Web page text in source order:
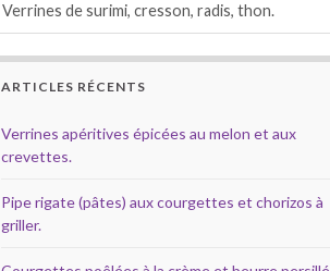
Verrines de surimi, cresson, radis, thon.
ARTICLES RÉCENTS
Verrines apéritives épicées au melon et aux
crevettes.
Pipe rigate (pâtes) aux courgettes et chorizos à
griller.